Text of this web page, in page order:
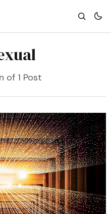
of 1 Post